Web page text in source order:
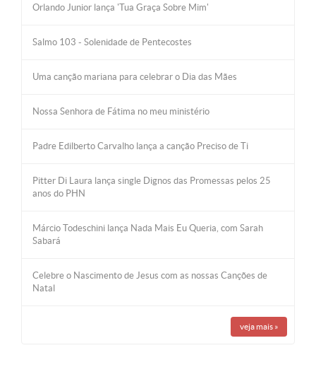
Orlando Junior lança 'Tua Graça Sobre Mim'
Salmo 103 - Solenidade de Pentecostes
Uma canção mariana para celebrar o Dia das Mães
Nossa Senhora de Fátima no meu ministério
Padre Edilberto Carvalho lança a canção Preciso de Ti
Pitter Di Laura lança single Dignos das Promessas pelos 25
anos do PHN
Márcio Todeschini lança Nada Mais Eu Queria, com Sarah
Sabará
Celebre o Nascimento de Jesus com as nossas Canções de
Natal
veja mais »